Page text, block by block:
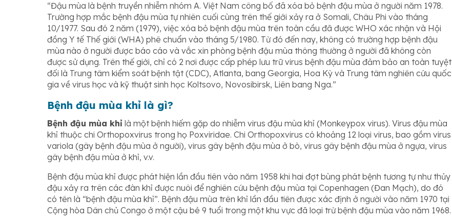
“Đậu mùa là bệnh truyền nhiễm nhóm A. Việt Nam công bố đã xóa bỏ bệnh đậu mùa ở người năm 1978.
Trường hợp mắc bệnh đậu mùa tự nhiên cuối cùng trên thế giới xảy ra ở Somali, Châu Phi vào tháng
10/1977. Sau đó 2 năm (1979), việc xóa bỏ bệnh đậu mùa trên toàn cầu đã được WHO xác nhận và Hội
đồng Y tế Thế giới (WHA) phê chuẩn vào tháng 5/1980. Từ đó đến nay, không có trường hợp bệnh đậu
mùa nào ở người được báo cáo và vắc xin phòng bệnh đậu mùa thông thường ở người đã không còn
được sử dụng. Trên thế giới, chỉ có 2 nơi được cấp phép lưu trữ virus bệnh đậu mùa đảm bảo an toàn tuyệt
đối là Trung tâm kiểm soát bệnh tật (CDC), Atlanta, bang Georgia, Hoa Kỳ và Trung tâm nghiên cứu quốc
gia về virus học và kỹ thuật sinh học Koltsovo, Novosibirsk, Liên bang Nga.”
Bệnh đậu mùa khỉ là gì?
Bệnh đậu mùa khỉ là một bệnh hiếm gặp do nhiễm virus đậu mùa khỉ (Monkeypox virus). Virus đậu mùa
khỉ thuộc chi Orthopoxvirus trong họ Poxviridae. Chi Orthopoxvirus có khoảng 12 loại virus, bao gồm virus
variola (gây bệnh đậu mùa ở người), virus gây bệnh đậu mùa ở bò, virus gây bệnh đậu mùa ở ngựa, virus
gây bệnh đậu mùa ở khỉ, v.v.
Bệnh đậu mùa khỉ được phát hiện lần đầu tiên vào năm 1958 khi hai đợt bùng phát bệnh tương tự như thủy
đậu xảy ra trên các đàn khỉ được nuôi để nghiên cứu bệnh đậu mùa tại Copenhagen (Đan Mạch), do đó
có tên là “bệnh đậu mùa khỉ”. Bệnh đậu mùa trên khỉ lần đầu tiên được xác định ở người vào năm 1970 tại
Cộng hòa Dân chủ Congo ở một cậu bé 9 tuổi trong một khu vực đã loại trừ bệnh đậu mùa vào năm 1968.